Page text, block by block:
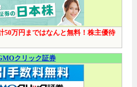
50万円まではなんと無料！株主優待
クリック証券